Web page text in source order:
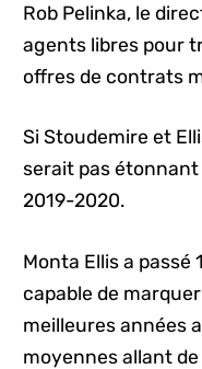
Rob Pelinka, le
agents libres pour
offres de contrats
Si Stoudemire et
serait pas étonnant
2019-2020.
Monta Ellis a
capable de
meilleures années
moyennes allant de